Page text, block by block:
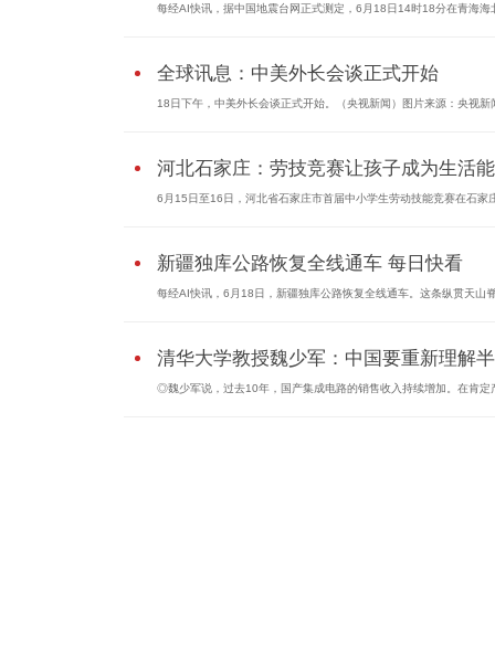
每经AI快讯，据中国地震台网正式测定，6月18日14时18分在青海海
全球讯息：中美外长会谈正式开始
18日下午，中美外长会谈正式开始。（央视新闻）图片来源：央视新
河北石家庄：劳技竞赛让孩子成为生活
6月15日至16日，河北省石家庄市首届中小学生劳动技能竞赛在石家
新疆独库公路恢复全线通车 每日快看
每经AI快讯，6月18日，新疆独库公路恢复全线通车。这条纵贯天山
清华大学教授魏少军：中国要重新理解
◎魏少军说，过去10年，国产集成电路的销售收入持续增加。在肯定